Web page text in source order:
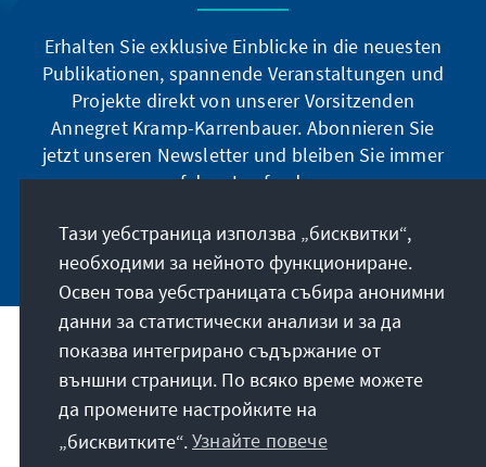
Erhalten Sie exklusive Einblicke in die neuesten
Publikationen, spannende Veranstaltungen und
Projekte direkt von unserer Vorsitzenden
Annegret Kramp-Karrenbauer. Abonnieren Sie
jetzt unseren Newsletter und bleiben Sie immer
auf dem Laufenden.
Jetzt abonnieren
Нашата мисия
Контакт
Тази уебстраница използва „бисквитки“,
необходими за нейното функциониране.
Освен това уебстраницата събира анонимни
данни за статистически анализи и за да
показва интегрирано съдържание от
външни страници. По всяко време можете
да промените настройките на
„бисквитките“.Узнайте повече